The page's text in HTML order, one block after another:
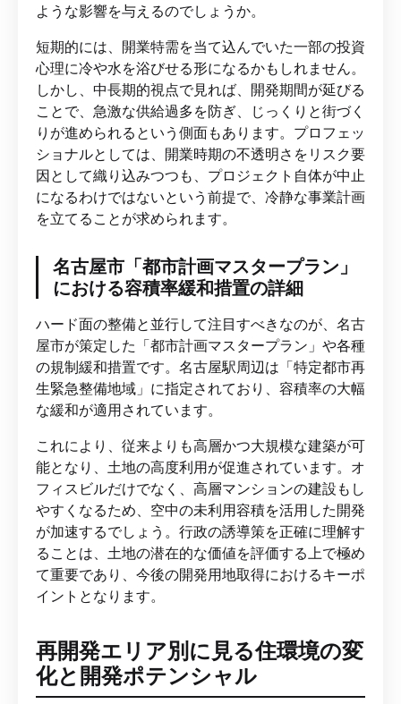
ような影響を与えるのでしょうか。
短期的には、開業特需を当て込んでいた一部の投資
心理に冷や水を浴びせる形になるかもしれません。
しかし、中長期的視点で見れば、開発期間が延びる
ことで、急激な供給過多を防ぎ、じっくりと街づく
りが進められるという側面もあります。プロフェッ
ショナルとしては、開業時期の不透明さをリスク要
因として織り込みつつも、プロジェクト自体が中止
になるわけではないという前提で、冷静な事業計画
を立てることが求められます。
名古屋市「都市計画マスタープラン」
における容積率緩和措置の詳細
ハード面の整備と並行して注目すべきなのが、名古
屋市が策定した「都市計画マスタープラン」や各種
の規制緩和措置です。名古屋駅周辺は「特定都市再
生緊急整備地域」に指定されており、容積率の大幅
な緩和が適用されています。
これにより、従来よりも高層かつ大規模な建築が可
能となり、土地の高度利用が促進されています。オ
フィスビルだけでなく、高層マンションの建設もし
やすくなるため、空中の未利用容積を活用した開発
が加速するでしょう。行政の誘導策を正確に理解す
ることは、土地の潜在的な価値を評価する上で極め
て重要であり、今後の開発用地取得におけるキーポ
イントとなります。
再開発エリア別に見る住環境の変
化と開発ポテンシャル